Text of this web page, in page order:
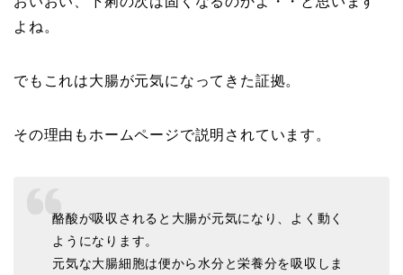
よね。
でもこれは大腸が元気になってきた証拠。
その理由もホームページで説明されています。
酪酸が吸収されると大腸が元気になり、よく動く
ようになります。
元気な大腸細胞は便から水分と栄養分を吸収しま